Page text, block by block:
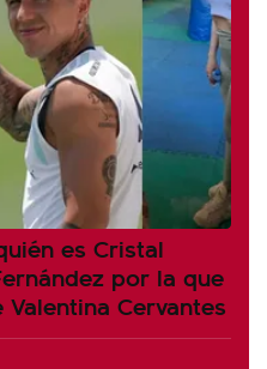
es Cristal
por la que
Cervantes